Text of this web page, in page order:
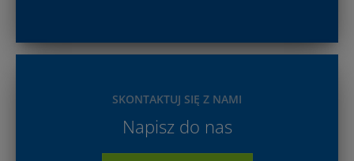
SKONTAKTUJ SIĘ Z NAMI
Napisz do nas